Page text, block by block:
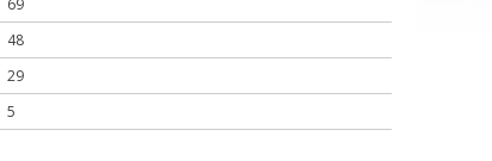
69
48
29
5